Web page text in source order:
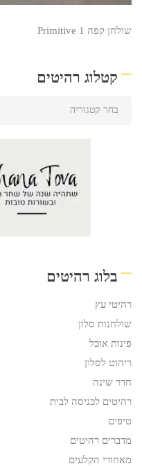
שולחן קפה Primitive 1
קטלוג רהיטים
בלוג רהיטים
רהיטי עץ
שולחנות סלון
פינות אוכל
ריהוט לסלון
חדר שינה
רהיטים לכניסה לבית
טיפים
מדברים רהיטים
מאחורי הקלעים